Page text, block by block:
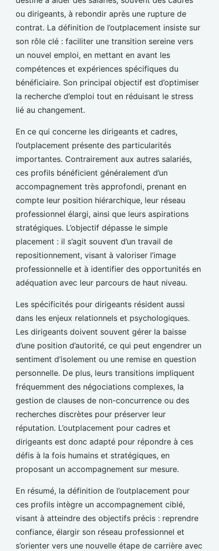
ou dirigeants, à rebondir après une rupture de
contrat. La définition de l’outplacement insiste sur
son rôle clé : faciliter une transition sereine vers
un nouvel emploi, en mettant en avant les
compétences et expériences spécifiques du
bénéficiaire. Son principal objectif est d’optimiser
la recherche d’emploi tout en réduisant le stress
lié au changement.
En ce qui concerne les dirigeants et cadres,
l’outplacement présente des particularités
importantes. Contrairement aux autres salariés,
ces profils bénéficient généralement d’un
accompagnement très approfondi, prenant en
compte leur position hiérarchique, leur réseau
professionnel élargi, ainsi que leurs aspirations
stratégiques. L’objectif dépasse le simple
placement : il s’agit souvent d’un travail de
repositionnement, visant à valoriser l’image
professionnelle et à identifier des opportunités en
adéquation avec leur parcours de haut niveau.
Les spécificités pour dirigeants résident aussi
dans les enjeux relationnels et psychologiques.
Les dirigeants doivent souvent gérer la baisse
d’une position d’autorité, ce qui peut engendrer un
sentiment d’isolement ou une remise en question
personnelle. De plus, leurs transitions impliquent
fréquemment des négociations complexes, la
gestion de clauses de non-concurrence ou des
recherches discrètes pour préserver leur
réputation. L’outplacement pour cadres et
dirigeants est donc adapté pour répondre à ces
défis à la fois humains et stratégiques, en
proposant un accompagnement sur mesure.
En résumé, la définition de l’outplacement pour
ces profils intègre un accompagnement ciblé,
visant à atteindre des objectifs précis : reprendre
confiance, élargir son réseau professionnel et
s’orienter vers une nouvelle étape de carrière avec